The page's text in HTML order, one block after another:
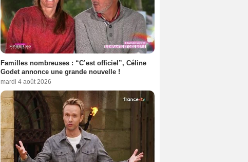
Familles nombreuses : “C’est officiel”, Céline
Godet annonce une grande nouvelle !
mardi 4 août 2026